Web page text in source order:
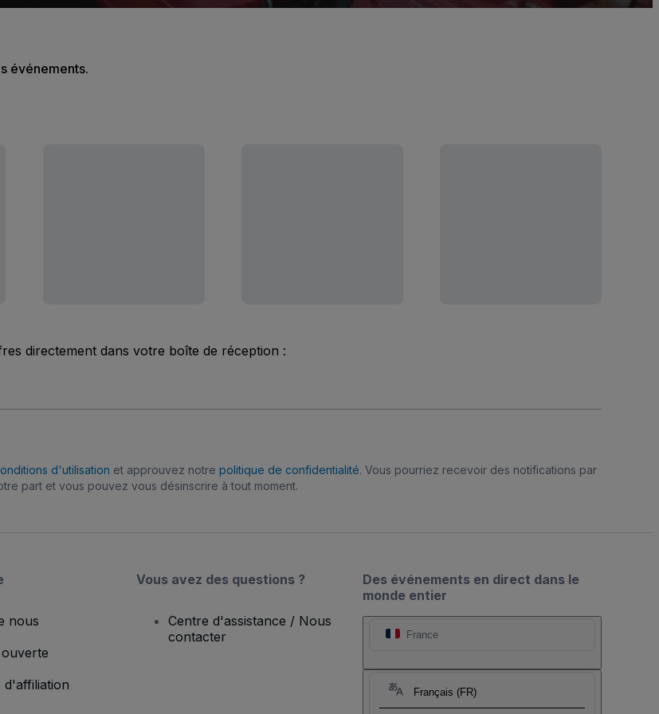
événements.
directement dans votre boîte de réception :
d'utilisation et approuvez notre politique de confidentialité. Vous pourriez recevoir des notifications par
part et vous pouvez vous désinscrire à tout moment.
Des événements en direct dans le
monde entier
France
Français (FR)
nous
d'affiliation
Vous avez des questions ?
Centre d'assistance / Nous
contacter